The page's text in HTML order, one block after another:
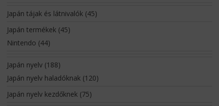
Japán tájak és látnivalók(45)
Japán termékek(45)
Nintendo (44)
Japán nyelv(188)
Japán nyelv haladóknak(120)
Japán nyelv kezdőknek(75)